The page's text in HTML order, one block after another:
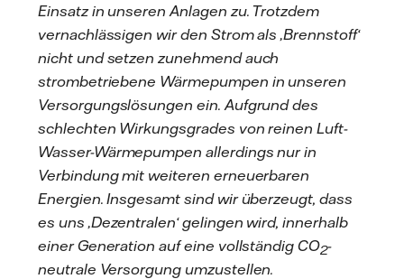
Einsatz in unseren Anlagen zu. Trotzdem
vernachlässigen wir den Strom als ‚Brennstoff‘
nicht und setzen zunehmend auch
strombetriebene Wärmepumpen in unseren
Versorgungslösungen ein. Aufgrund des
schlechten Wirkungsgrades von reinen Luft-
Wasser-Wärmepumpen allerdings nur in
Verbindung mit weiteren erneuerbaren
Energien. Insgesamt sind wir überzeugt, dass
es uns ‚Dezentralen‘ gelingen wird, innerhalb
einer Generation auf eine vollständig CO2-
neutrale Versorgung umzustellen.